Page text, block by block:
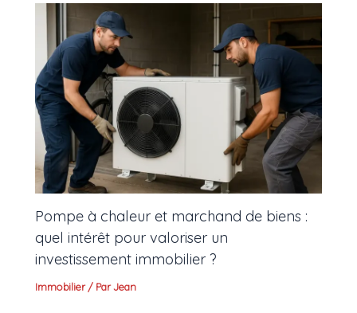
Pompe à chaleur et marchand de biens :
quel intérêt pour valoriser un
investissement immobilier ?
Immobilier/ ParJean